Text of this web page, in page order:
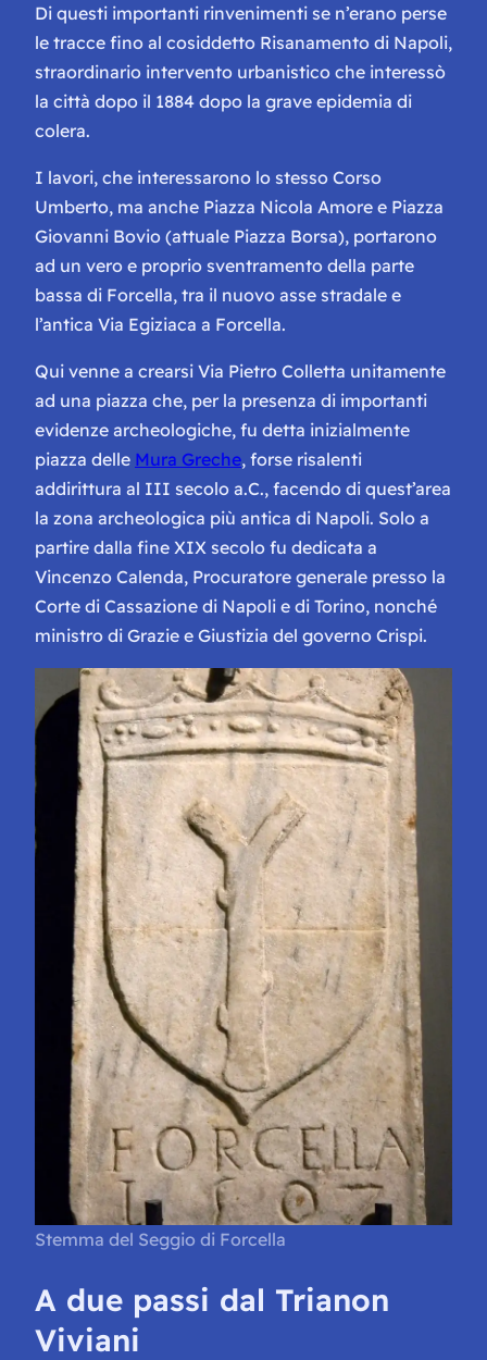
Di questi importanti rinvenimenti se n’erano perse
le tracce fino al cosiddetto Risanamento di Napoli,
straordinario intervento urbanistico che interessò
la città dopo il 1884 dopo la grave epidemia di
colera.
I lavori, che interessarono lo stesso Corso
Umberto, ma anche Piazza Nicola Amore e Piazza
Giovanni Bovio (attuale Piazza Borsa), portarono
ad un vero e proprio sventramento della parte
bassa di Forcella, tra il nuovo asse stradale e
l’antica Via Egiziaca a Forcella.
Qui venne a crearsi Via Pietro Colletta unitamente
ad una piazza che, per la presenza di importanti
evidenze archeologiche, fu detta inizialmente
piazza delle Mura Greche, forse risalenti
addirittura al III secolo a.C., facendo di quest’area
la zona archeologica più antica di Napoli. Solo a
partire dalla fine XIX secolo fu dedicata a
Vincenzo Calenda, Procuratore generale presso la
Corte di Cassazione di Napoli e di Torino, nonché
ministro di Grazie e Giustizia del governo Crispi.
Stemma del Seggio di Forcella
A due passi dal Trianon
Viviani